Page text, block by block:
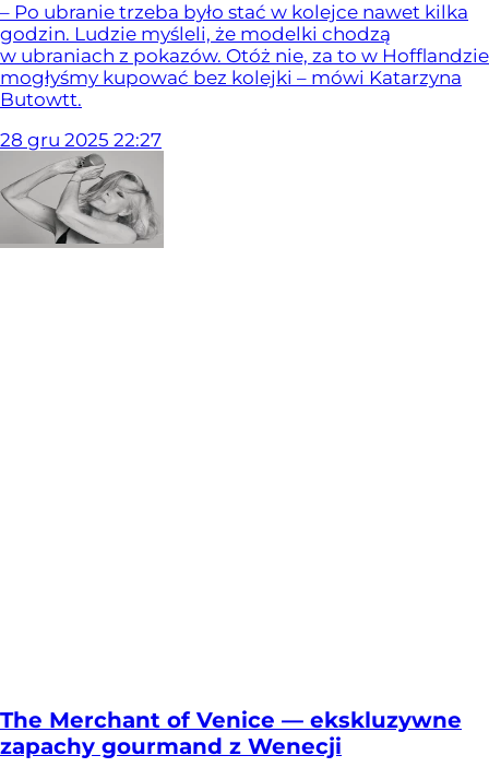
– Po ubranie trzeba było stać w kolejce nawet kilka
godzin. Ludzie myśleli, że modelki chodzą
w ubraniach z pokazów. Otóż nie, za to w Hofflandzie
mogłyśmy kupować bez kolejki – mówi Katarzyna
Butowtt.
28 gru 2025 22:27
The Merchant of Venice — ekskluzywne
zapachy gourmand z Wenecji